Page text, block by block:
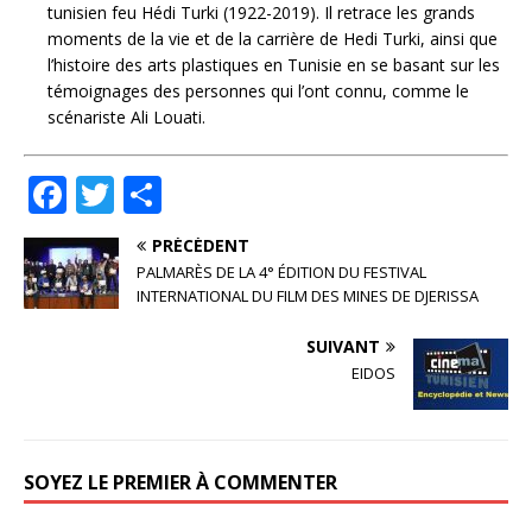
tunisien feu Hédi Turki (1922-2019). Il retrace les grands
moments de la vie et de la carrière de Hedi Turki, ainsi que
l’histoire des arts plastiques en Tunisie en se basant sur les
témoignages des personnes qui l’ont connu, comme le
scénariste Ali Louati.
F
a
c
e
T
w
it
te
ar
ta
g
PRÉCÉDENT
PALMARÈS DE LA 4° ÉDITION DU FESTIVAL
INTERNATIONAL DU FILM DES MINES DE DJERISSA
SUIVANT
EIDOS
SOYEZ LE PREMIER À COMMENTER